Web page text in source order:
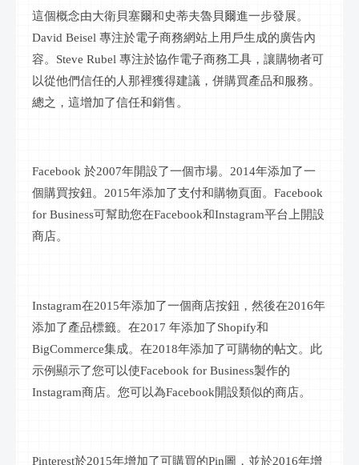
這個概念由大衛貝塞爾和史蒂夫魯貝爾進一步發展。
David Beisel 專注於電子商務網站上用戶生成的廣告內
容。Steve Rubel 專注於協作電子商務工具，讓購物者可
以從他們信任的人那裡獲得建議，併購買產品和服務。
總之，這增加了信任和銷售。
Facebook 於2007年開設了一個市場。2014年添加了一
個購買按鈕。2015年添加了支付和購物頁面。Facebook
for Business可幫助您在Facebook和Instagram平台上開設
商店。
Instagram在2015年添加了一個商店按鈕，然後在2016年
添加了產品標籤。在2017 年添加了Shopify和
BigCommerce集成。在2018年添加了可購物的帖文。此
示例顯示了您可以使Facebook for Business製作的
Instagram商店。您可以為Facebook開設類似的商店。
Pinterest於2015年增加了可購買的Pin圖，並於2016年增